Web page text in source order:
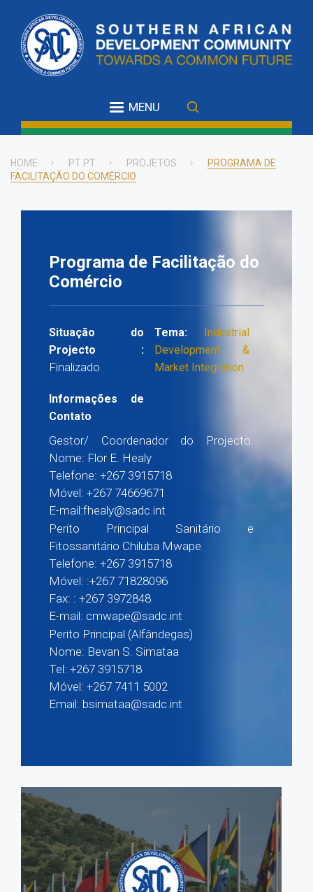
main
content
MENU
Breadcrumb
HOME PT PT PROJETOS
PROGRAMA DE
FACILITAÇÃO DO COMÉRCIO
Programa de Facilitação do
Comércio
Situação do
Projecto :
Finalizado
Tema:
Industrial
Development &
Market Integration
Informações de
Contato
Gestor/ Coordenador do Projecto:
Nome: Flor E. Healy
Telefone: +267 3915718
Móvel: +267 74669671
E-mail:fhealy@sadc.int
Perito Principal Sanitário e
Fitossanitário Chiluba Mwape
Telefone: +267 3915718
Móvel: :+267 71828096
Fax: : +267 3972848
E-mail: cmwape@sadc.int
Perito Principal (Alfândegas)
Nome: Bevan S. Simataa
Tel: +267 3915718
Móvel: +267 7411 5002
Email: bsimataa@sadc.int